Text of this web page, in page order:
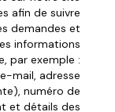
afin de suivre
demandes et
informations
par exemple :
mail, adresse
numéro de
et détails des